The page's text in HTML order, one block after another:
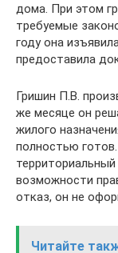
дома. При этом
требуемые
году она
предоставила
Гришин П.В.
же месяце он
жилого
полностью
возможности
отказ, он не
Читайте